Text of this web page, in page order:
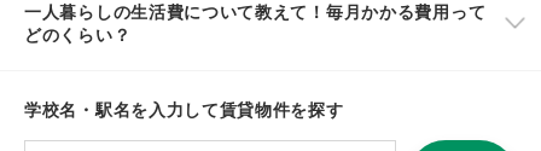
一人暮らしの生活費について教えて！毎月かかる費用って
どのくらい？
学校名・駅名を入力して賃貸物件を探す